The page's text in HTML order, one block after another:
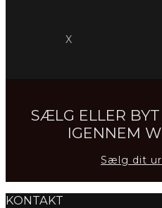
X
SÆLG ELLER
IGENNEM
Sælg dit ur
KONTAKT